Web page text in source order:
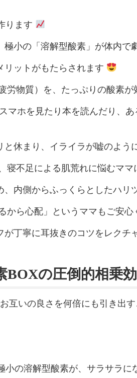
ります
小の「溶解型酸素」が体内で
リットがもたらされます
労物質）を、たっぷりの酸素
マホを見たり本を読んだり、
休まり、イライラが嘘のよう
寝不足による肌荒れに悩むママ
内側からふっくらとしたハリ
から心配」というママもご安心
丁寧に耳抜きのコツをレクチ
BOXの圧倒的相乗
互いの良さを何倍にも引き出
の溶解型酸素が、サラサラ